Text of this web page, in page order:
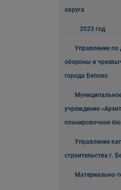
округа
2023 год
Управление по
обороны и
города Белово
учреждение
планировочное
Управление
строительства г.
Материально-